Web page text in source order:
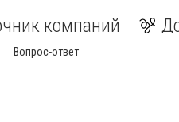
компаний
Вопрос-ответ